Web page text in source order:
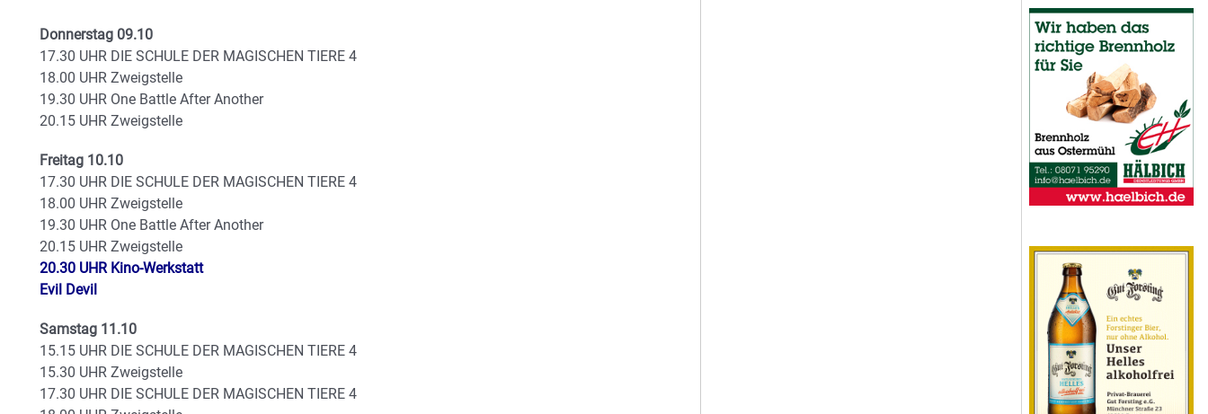
Donnerstag 09.10
17.30 UHR DIE SCHULE DER MAGISCHEN TIERE 4
18.00 UHR Zweigstelle
19.30 UHR One Battle After Another
20.15 UHR Zweigstelle
Freitag 10.10
17.30 UHR DIE SCHULE DER MAGISCHEN TIERE 4
18.00 UHR Zweigstelle
19.30 UHR One Battle After Another
20.15 UHR Zweigstelle
20.30 UHR Kino-Werkstatt
Evil Devil
Samstag 11.10
15.15 UHR DIE SCHULE DER MAGISCHEN TIERE 4
15.30 UHR Zweigstelle
17.30 UHR DIE SCHULE DER MAGISCHEN TIERE 4